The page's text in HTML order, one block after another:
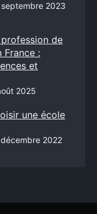
2023
de
:
et
2025
une école
2022